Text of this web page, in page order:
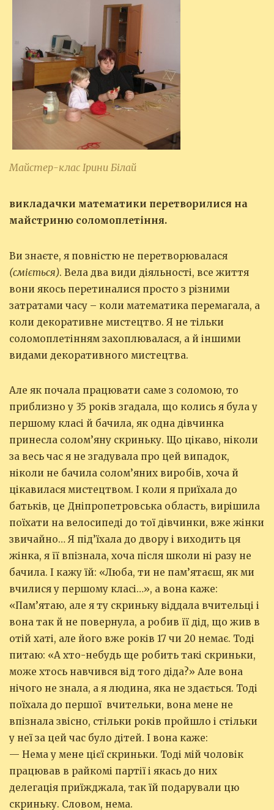
Майстер-клас Ірини Білай
викладачки математики перетворилися на
майстриню соломоплетіння.
Ви знаєте, я повністю не перетворювалася
(сміється). Вела два види діяльності, все життя
вони якось перетиналися просто з різними
затратами часу – коли математика перемагала, а
коли декоративне мистецтво. Я не тільки
соломоплетінням захоплювалася, а й іншими
видами декоративного мистецтва.
Але як почала працювати саме з соломою, то
приблизно у 35 років згадала, що колись я була у
першому класі й бачила, як одна дівчинка
принесла солом’яну скриньку. Що цікаво, ніколи
за весь час я не згадувала про цей випадок,
ніколи не бачила солом’яних виробів, хоча й
цікавилася мистецтвом. І коли я приїхала до
батьків, це Дніпропетровська область, вирішила
поїхати на велосипеді до тої дівчинки, вже жінки
звичайно… Я під’їхала до двору і виходить ця
жінка, я її впізнала, хоча після школи ні разу не
бачила. І кажу їй: «Люба, ти не пам’ятаєш, як ми
вчилися у першому класі…», а вона каже:
«Пам’ятаю, але я ту скриньку віддала вчительці і
вона так й не повернула, а робив її дід, що жив в
отій хаті, але його вже років 17 чи 20 немає. Тоді
питаю: «А хто-небудь ще робить такі скриньки,
може хтось навчився від того діда?» Але вона
нічого не знала, а я людина, яка не здається. Тоді
поїхала до першої вчительки, вона мене не
впізнала звісно, стільки років пройшло і стільки
у неї за цей час було дітей. І вона каже:
— Нема у мене цієї скриньки. Тоді мій чоловік
працював в райкомі партії і якась до них
делегація приїжджала, так їй подарували цю
скриньку. Словом, нема.